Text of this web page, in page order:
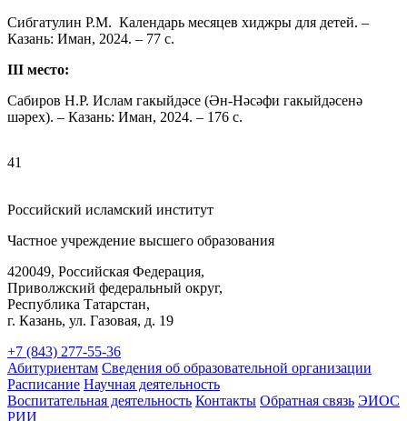
Сибгатулин Р.М. Календарь месяцев хиджры для детей. –
Казань: Иман, 2024. – 77 с.
III место:
Сабиров Н.Р. Ислам гакыйдəсе (Əн-Нəсəфи гакыйдəсенə
шəрех). – Казань: Иман, 2024. – 176 с.
41
Российский исламский институт
Частное учреждение высшего образования
420049, Российская Федерация,
Приволжский федеральный округ,
Республика Татарстан,
г. Казань, ул. Газовая, д. 19
+7 (843) 277-55-36
Абитуриентам Сведения об образовательной организации
Расписание Научная деятельность
Воспитательная деятельность Контакты Обратная связь ЭИОС
РИИ